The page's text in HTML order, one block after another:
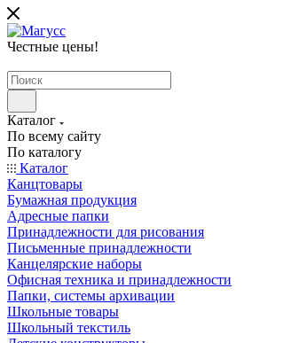
Честные цены!
Каталог
По всему сайту
По каталогу
Каталог
Канцтовары
Бумажная продукция
Адресные папки
Принадлежности для рисования
Письменные принадлежности
Канцелярские наборы
Офисная техника и принадлежности
Папки, системы архивации
Школьные товары
Школьный текстиль